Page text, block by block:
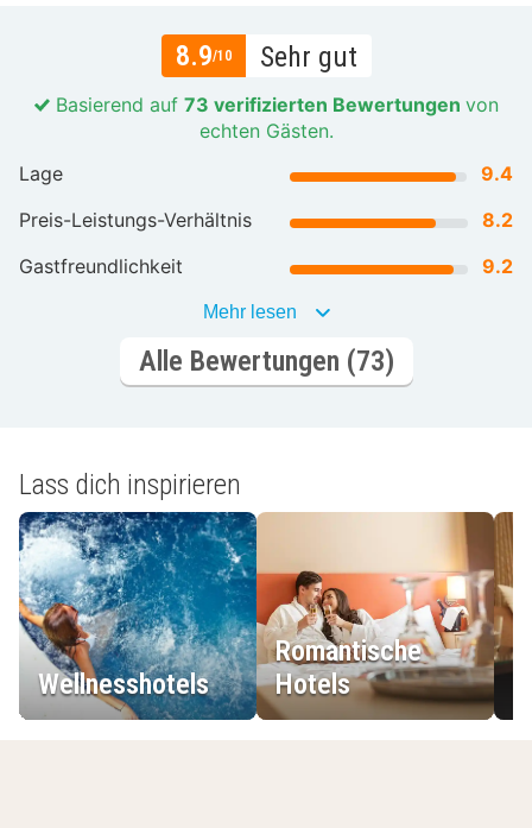
8.9/10 Sehr gut
Basierend auf 73 verifizierten Bewertungen von
echten Gästen.
Lage
9.4
Preis-Leistungs-Verhältnis
8.2
Gastfreundlichkeit
9.2
Mehr lesen
Alle Bewertungen (73)
Lass dich inspirieren
Wellnesshotels
Romantische
Hotels